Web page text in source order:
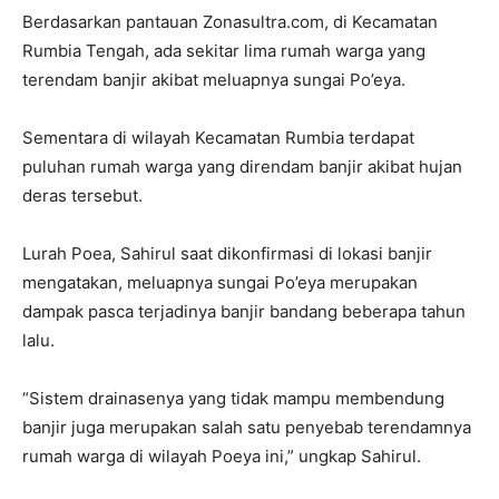
Berdasarkan pantauan Zonasultra.com, di Kecamatan
Rumbia Tengah, ada sekitar lima rumah warga yang
terendam banjir akibat meluapnya sungai Po’eya.
Sementara di wilayah Kecamatan Rumbia terdapat
puluhan rumah warga yang direndam banjir akibat hujan
deras tersebut.
Lurah Poea, Sahirul saat dikonfirmasi di lokasi banjir
mengatakan, meluapnya sungai Po’eya merupakan
dampak pasca terjadinya banjir bandang beberapa tahun
lalu.
“Sistem drainasenya yang tidak mampu membendung
banjir juga merupakan salah satu penyebab terendamnya
rumah warga di wilayah Poeya ini,” ungkap Sahirul.